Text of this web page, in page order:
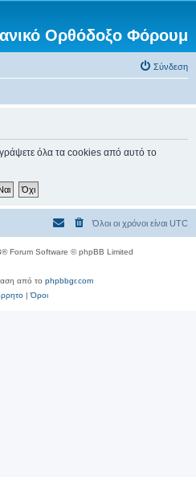
Ορθόδοξο Φόρουμ
Σύνδεση
όλα τα cookies από αυτό το
Όλοι οι χρόνοι είναι UTC
® Forum Software © phpBB Limited
από το phpbbgr.com
|Όροι